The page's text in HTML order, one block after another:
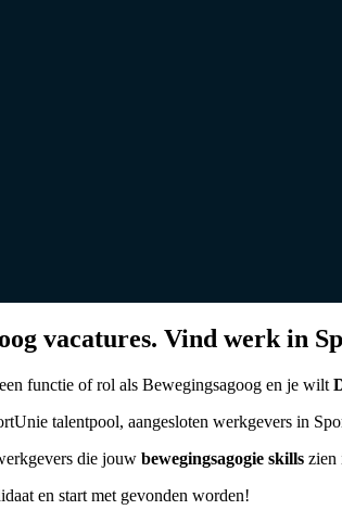
vacatures. Vind werk in
functie of rol als Bewegingsagoog en je wilt
talentpool, aangesloten werkgevers in
die jouw bewegingsagogie skills zien
en start met gevonden worden!